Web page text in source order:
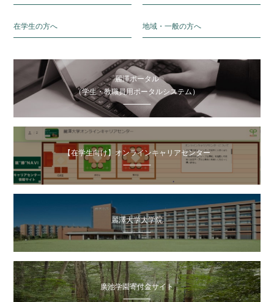
在学生の方へ 地域・一般の方へ
麗澤ポータル
（学生・教職員用ポータルシステム）
【在学生向け】オンラインキャリアセンター
麗澤大学大学院
廣池学園寄付金サイト